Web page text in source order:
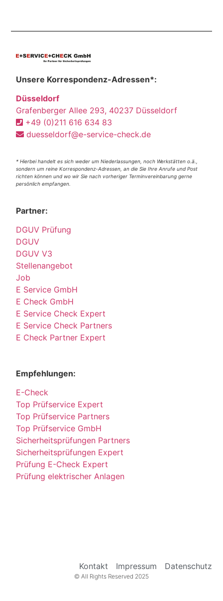
Unsere Korrespondenz-Adressen*:
Düsseldorf
Grafenberger Allee 293, 40237 Düsseldorf
+49 (0)211 616 634 83
duesseldorf@e-service-check.de
* Hierbei handelt es sich weder um Niederlassungen, noch Werkstätten o.ä.,
sondern um reine Korrespondenz-Adressen, an die Sie Ihre Anrufe und Post
richten können und wo wir Sie nach vorheriger Terminvereinbarung gerne
persönlich empfangen.
Partner:
DGUV Prüfung
DGUV
DGUV V3
Stellenangebot
Job
E Service GmbH
E Check GmbH
E Service Check Expert
E Service Check Partners
E Check Partner Expert
Empfehlungen:
E-Check
Top Prüfservice Expert
Top Prüfservice Partners
Top Prüfservice GmbH
Sicherheitsprüfungen Partners
Sicherheitsprüfungen Expert
Prüfung E-Check Expert
Prüfung elektrischer Anlagen
Kontakt Impressum Datenschutz
© All Rights Reserved 2025